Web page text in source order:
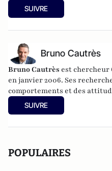
télévisuelle.
SUIVRE
Bruno Cautrès
Bruno Cautrès est chercheur
en janvier 2006. Ses
comportements et des
années récentes, il a
françaises ou européennes
européenne dans les
SUIVRE
POPULAIRES